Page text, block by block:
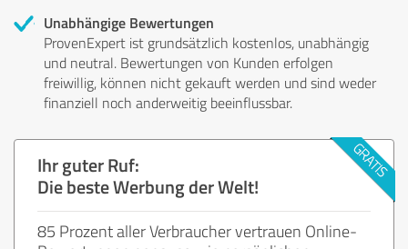
Unabhängige Bewertungen
ProvenExpert ist grundsätzlich kostenlos, unabhängig
und neutral. Bewertungen von Kunden erfolgen
freiwillig, können nicht gekauft werden und sind weder
finanziell noch anderweitig beeinflussbar.
Ihr guter Ruf:
Die beste Werbung der Welt!
85 Prozent aller Verbraucher vertrauen Online-